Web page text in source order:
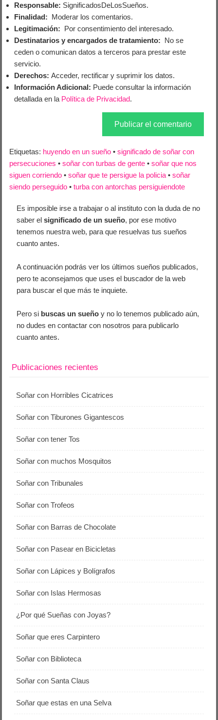
Responsable: SignificadosDeLosSueños.
Finalidad: Moderar los comentarios.
Legitimación: Por consentimiento del interesado.
Destinatarios y encargados de tratamiento: No se
ceden o comunican datos a terceros para prestar este
servicio.
Derechos: Acceder, rectificar y suprimir los datos.
Información Adicional: Puede consultar la información
detallada en la Política de Privacidad.
Etiquetas: huyendo en un sueño •significado de soñar con
persecuciones •soñar con turbas de gente •soñar que nos
siguen corriendo •soñar que te persigue la policia •soñar
siendo perseguido •turba con antorchas persiguiendote
Es imposible irse a trabajar o al instituto con la duda de no
saber elsignificado de un sueño, por ese motivo
tenemos nuestra web, para que resuelvas tus sueños
cuanto antes.
A continuación podrás ver los últimos sueños publicados,
pero te aconsejamos que uses el buscador de la web
para buscar el que más te inquiete.
Pero si buscas un sueño y no lo tenemos publicado aún,
no dudes en contactar con nosotros para publicarlo
cuanto antes.
Publicaciones recientes
Soñar con Horribles Cicatrices
Soñar con Tiburones Gigantescos
Soñar con tener Tos
Soñar con muchos Mosquitos
Soñar con Tribunales
Soñar con Trofeos
Soñar con Barras de Chocolate
Soñar con Pasear en Bicicletas
Soñar con Lápices y Bolígrafos
Soñar con Islas Hermosas
¿Por qué Sueñas con Joyas?
Soñar que eres Carpintero
Soñar con Biblioteca
Soñar con Santa Claus
Soñar que estas en una Selva